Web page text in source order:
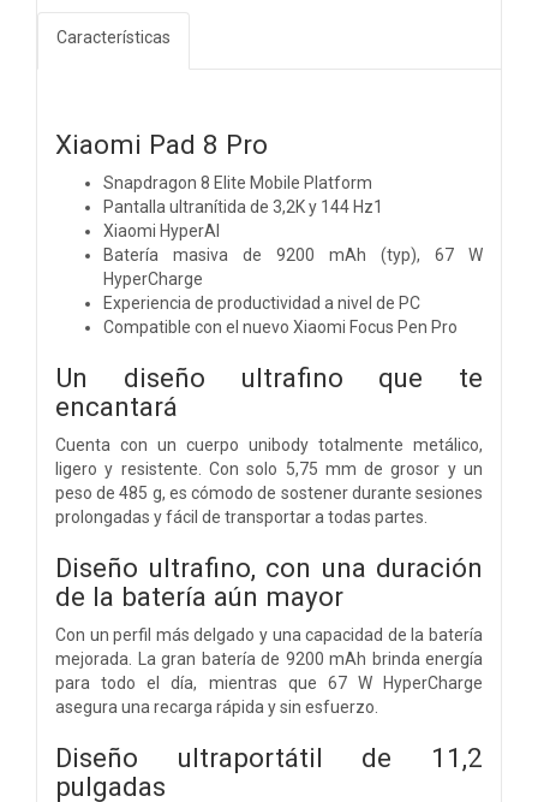
Características
Xiaomi Pad 8 Pro
Snapdragon 8 Elite Mobile Platform
Pantalla ultranítida de 3,2K y 144 Hz1
Xiaomi HyperAI
Batería masiva de 9200 mAh (typ), 67 W
HyperCharge
Experiencia de productividad a nivel de PC
Compatible con el nuevo Xiaomi Focus Pen Pro
Un diseño ultrafino que te
encantará
Cuenta con un cuerpo unibody totalmente metálico,
ligero y resistente. Con solo 5,75 mm de grosor y un
peso de 485 g, es cómodo de sostener durante sesiones
prolongadas y fácil de transportar a todas partes.
Diseño ultrafino, con una duración
de la batería aún mayor
Con un perfil más delgado y una capacidad de la batería
mejorada. La gran batería de 9200 mAh brinda energía
para todo el día, mientras que 67 W HyperCharge
asegura una recarga rápida y sin esfuerzo.
Diseño ultraportátil de 11,2
pulgadas